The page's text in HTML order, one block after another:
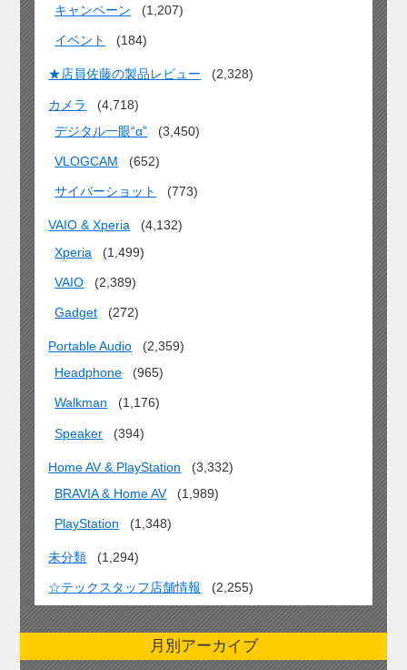
キャンペーン (1,207)
イベント (184)
★店員佐藤の製品レビュー (2,328)
カメラ
(4,718)
デジタル一眼“α”
(3,450)
VLOGCAM (652)
サイバーショット (773)
VAIO & Xperia
(4,132)
Xperia
(1,499)
VAIO (2,389)
Gadget (272)
Portable Audio
(2,359)
Headphone
(965)
Walkman (1,176)
Speaker (394)
Home AV & PlayStation
(3,332)
BRAVIA & Home AV
(1,989)
PlayStation (1,348)
未分類 (1,294)
☆テックスタッフ店舗情報 (2,255)
月別アーカイブ